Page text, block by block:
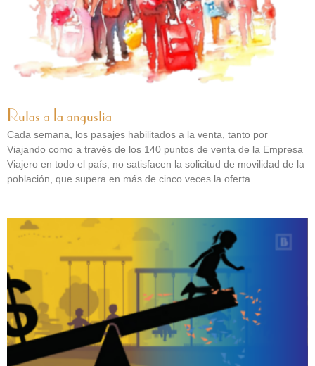
Rutas a la angustia
Cada semana, los pasajes habilitados a la venta, tanto por
Viajando como a través de los 140 puntos de venta de la Empresa
Viajero en todo el país, no satisfacen la solicitud de movilidad de la
población, que supera en más de cinco veces la oferta